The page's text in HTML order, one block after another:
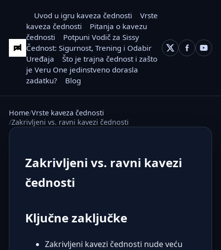
Uvod u igru kaveza čednosti
Vrste
kaveza čednosti
Pitanja o kavezu
čednosti
Potpuni Vodič za Sissy
Čednost: Sigurnost, Trening i Odabir
Uređaja
Što je trajna čednost i zašto
je Veru One jedinstveno dorasla
zadatku?
Blog
Home Vrste kaveza čednosti
Zakrivljeni vs. ravni kavezi čednosti
Zakrivljeni vs. ravni kavezi
čednosti
Ključne zaključke
Zakrivljeni kavezi čednosti nude veću